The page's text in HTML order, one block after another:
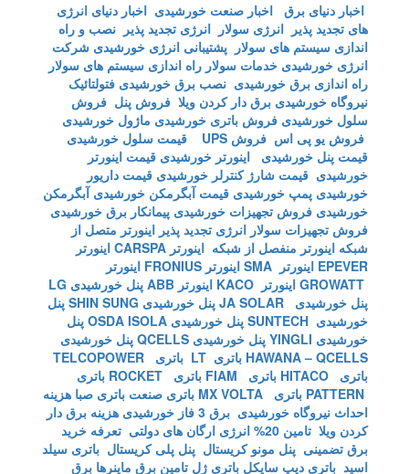
اخبار دنیای برق اخبار صنعت خورشیدی اخبار دنیای انرژی
های تجدید پذیر انرژی سولار انرژی تجدید پذیر نصب و راه
اندازی سیستم های سولار پشتیبانی انرژی خورشیدی شرکت
انرژی خورشیدی خدمات سولار راه اندازی سیستم های سولار
راه اندازی برق خورشیدی نصب برق خورشیدی فتولتائیک
نیروگاه خورشیدی برق دار کردن ویلا فروش پنل فروش
سلول خورشیدی فروش باتری خورشیدی ماژول خورشیدی
فروش یو پی اس فروش UPS
قیمت سلول خورشیدی
قیمت پنل خورشیدی
اینورتر خورشیدی قیمت اینورتر
خورشیدی قیمت شارژ کنترلر خورشیدی قیمت داریور
خورشیدی پمپ خورشیدی قیمت آبگرمکن خورشیدی آبگرمکن
خورشیدی فروش تجهیزات خورشیدی پیمانکار برق خورشیدی
فروش تجهیزات سولار انرژی تجدید پذیر اینورتر متصل از
شبکه اینورتر منفصل از شبکه اینورتر CARSPA
اینورتر
EPEVER اینورتر SMA اینورتر FRONIUS
اینورتر
اینورتر KACO اینورتر ABB
پنل خورشیدی LG
پنل خورشیدی JA SOLAR
پنل خورشیدی SHIN SUNG
پنل
خورشیدی SUNTECH
پنل خورشیدی OSDA ISOLA
پنل
خورشیدی YINGLI
پنل خورشیدی QCELLS
پنل خورشیدی
HAWANA – QCELLS باتری LT
باتری TELCOPOWER
باتری HITACO
باتری FIAM باتری ROCKET
باتری
باتری MX VOLTA باتری صنعت باتری صبا هزینه
احداث نیروگاه خورشیدی برق 3 فاز خورشیدی
هزینه برق دار
کردن ویلا تامین 20% انرژی ارگان های دولتی
تعرفه خرید
برق تضمینی پنل مونو کریستال پنل پلی کریستال باتری سیلد
اسید باتری دیپ سایکل باتری ژل تامین برق ماینرها برق